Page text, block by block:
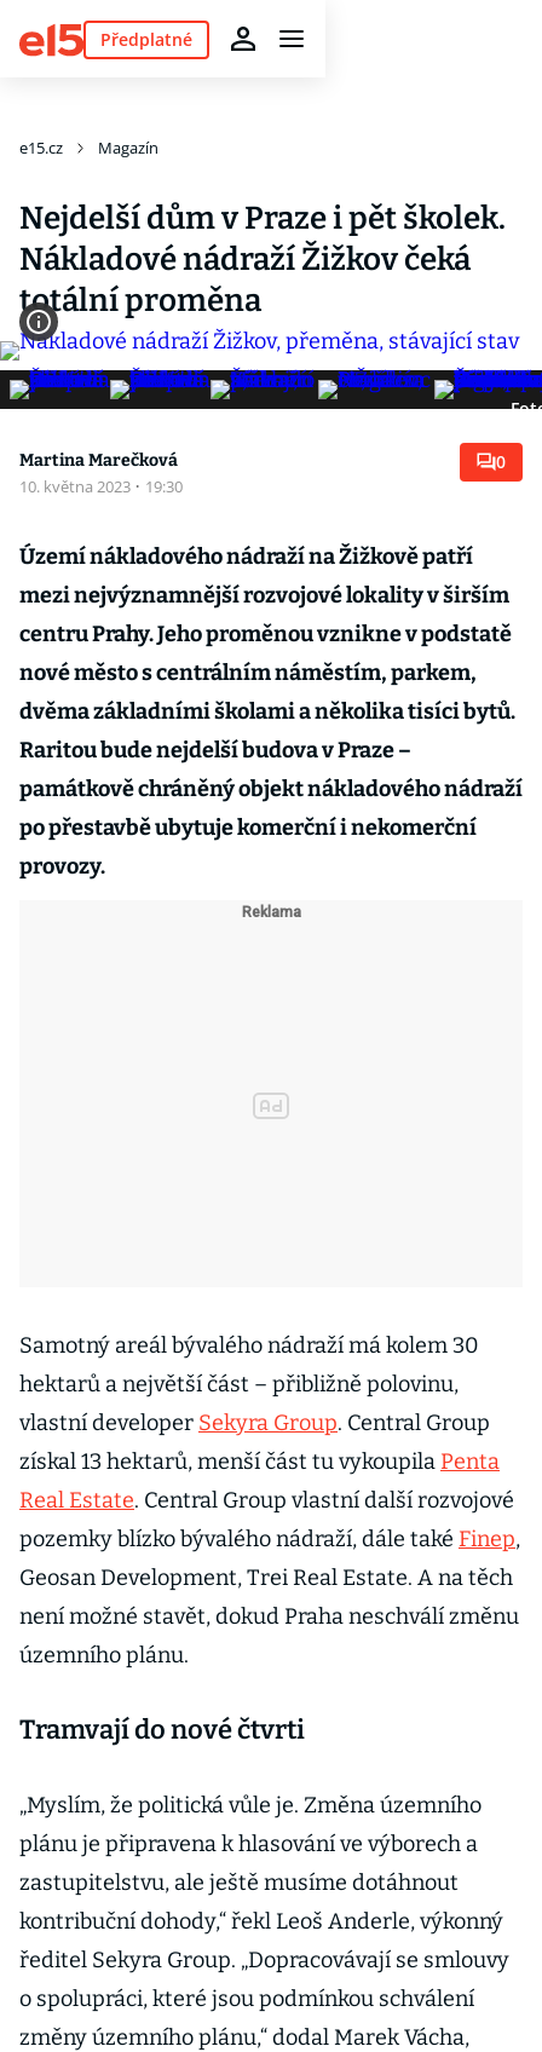
Předplatné
e15.cz Magazín
Nejdelší dům v Praze i pět školek.
Nákladové nádraží Žižkov čeká
totální proměna
Martina Marečková
10. května 2023 · 19:30
0
Území nákladového nádraží na Žižkově patří
mezi nejvýznamnější rozvojové lokality v širším
centru Prahy. Jeho proměnou vznikne v podstatě
nové město s centrálním náměstím, parkem,
dvěma základními školami a několika tisíci bytů.
Raritou bude nejdelší budova v Praze –
památkově chráněný objekt nákladového nádraží
po přestavbě ubytuje komerční i nekomerční
provozy.
Samotný areál bývalého nádraží má kolem 30
hektarů a největší část – přibližně polovinu,
vlastní developer Sekyra Group. Central Group
získal 13 hektarů, menší část tu vykoupila Penta
Real Estate. Central Group vlastní další rozvojové
pozemky blízko bývalého nádraží, dále také Finep,
Geosan Development, Trei Real Estate. A na těch
není možné stavět, dokud Praha neschválí změnu
územního plánu.
Tramvají do nové čtvrti
„Myslím, že politická vůle je. Změna územního
plánu je připravena k hlasování ve výborech a
zastupitelstvu, ale ještě musíme dotáhnout
kontribuční dohody,“ řekl Leoš Anderle, výkonný
ředitel Sekyra Group. „Dopracovávají se smlouvy
o spolupráci, které jsou podmínkou schválení
změny územního plánu,“ dodal Marek Vácha,